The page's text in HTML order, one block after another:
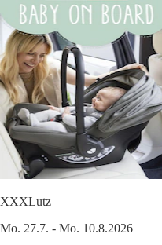
XXXLutz
Mo. 27.7. - Mo. 10.8.2026